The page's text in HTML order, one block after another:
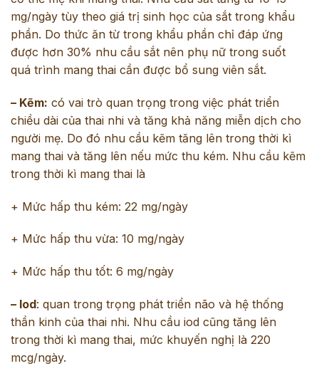
mg/ngày tùy theo giá trị sinh học của sắt trong khẩu
phần. Do thức ăn từ trong khẩu phần chỉ đáp ứng
được hơn 30% nhu cầu sắt nên phụ nữ trong suốt
quá trình mang thai cần được bổ sung viên sắt.
– Kẽm: có vai trò quan trọng trong việc phát triển
chiều dài của thai nhi và tăng khả năng miễn dịch cho
người mẹ. Do đó nhu cầu kẽm tăng lên trong thời kì
mang thai và tăng lên nếu mức thu kém. Nhu cầu kẽm
trong thời kì mang thai là
+ Mức hấp thu kém: 22 mg/ngày
+ Mức hấp thu vừa: 10 mg/ngày
+ Mức hấp thu tốt: 6 mg/ngày
– Iod: quan trong trọng phát triển não và hệ thống
thần kinh của thai nhi. Nhu cầu iod cũng tăng lên
trong thời kì mang thai, mức khuyến nghị là 220
mcg/ngày.